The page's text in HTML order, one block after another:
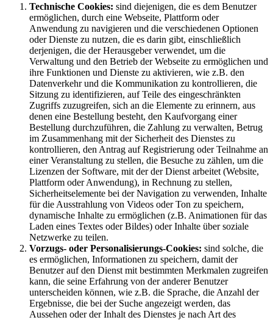
Technische Cookies: sind diejenigen, die es dem Benutzer
ermöglichen, durch eine Webseite, Plattform oder
Anwendung zu navigieren und die verschiedenen Optionen
oder Dienste zu nutzen, die es darin gibt, einschließlich
derjenigen, die der Herausgeber verwendet, um die
Verwaltung und den Betrieb der Webseite zu ermöglichen und
ihre Funktionen und Dienste zu aktivieren, wie z.B. den
Datenverkehr und die Kommunikation zu kontrollieren, die
Sitzung zu identifizieren, auf Teile des eingeschränkten
Zugriffs zuzugreifen, sich an die Elemente zu erinnern, aus
denen eine Bestellung besteht, den Kaufvorgang einer
Bestellung durchzuführen, die Zahlung zu verwalten, Betrug
im Zusammenhang mit der Sicherheit des Dienstes zu
kontrollieren, den Antrag auf Registrierung oder Teilnahme an
einer Veranstaltung zu stellen, die Besuche zu zählen, um die
Lizenzen der Software, mit der der Dienst arbeitet (Website,
Plattform oder Anwendung), in Rechnung zu stellen,
Sicherheitselemente bei der Navigation zu verwenden, Inhalte
für die Ausstrahlung von Videos oder Ton zu speichern,
dynamische Inhalte zu ermöglichen (z.B. Animationen für das
Laden eines Textes oder Bildes) oder Inhalte über soziale
Netzwerke zu teilen.
Vorzugs- oder Personalisierungs-Cookies: sind solche, die
es ermöglichen, Informationen zu speichern, damit der
Benutzer auf den Dienst mit bestimmten Merkmalen zugreifen
kann, die seine Erfahrung von der anderer Benutzer
unterscheiden können, wie z.B. die Sprache, die Anzahl der
Ergebnisse, die bei der Suche angezeigt werden, das
Aussehen oder der Inhalt des Dienstes je nach Art des